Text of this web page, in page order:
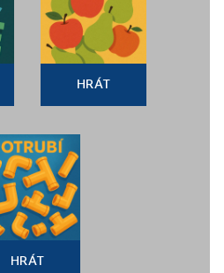
HRÁT
HRÁT